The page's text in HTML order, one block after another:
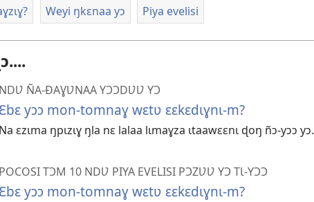
Weyi ŋkɛnaa yɔ Piya evelisi
NDƲ ÑA-ƉAƔƲNAA YƆƆDƲƲ YƆ
Ɛbɛ yɔɔ mon-tomnaɣ wɛtʋ ɛɛkɛdɩɣnɩ-m?
Na ɛzɩma ŋpɩzɩɣ ŋla nɛ lalaa lɩmaɣza ɩtaawɛɛnɩ ɖoŋ ñɔ-yɔɔ yɔ.
POCOSI TƆM 10 NDƲ PIYA EVELISI PƆZƲƲ YƆ TƖ-YƆƆ
Ɛbɛ yɔɔ mon-tomnaɣ wɛtʋ ɛɛkɛdɩɣnɩ-m?